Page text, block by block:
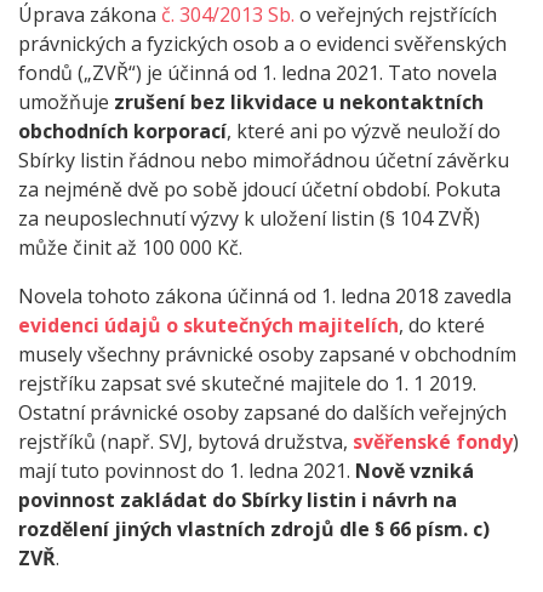
Úprava zákona č. 304/2013 Sb. o veřejných rejstřících
právnických a fyzických osob a o evidenci svěřenských
fondů („ZVŘ“) je účinná od 1. ledna 2021. Tato novela
umožňuje zrušení bez likvidace u nekontaktních
obchodních korporací, které ani po výzvě neuloží do
Sbírky listin řádnou nebo mimořádnou účetní závěrku
za nejméně dvě po sobě jdoucí účetní období. Pokuta
za neuposlechnutí výzvy k uložení listin (§ 104 ZVŘ)
může činit až 100 000 Kč.
Novela tohoto zákona účinná od 1. ledna 2018 zavedla
evidenci údajů o skutečných majitelích, do které
musely všechny právnické osoby zapsané v obchodním
rejstříku zapsat své skutečné majitele do 1. 1 2019.
Ostatní právnické osoby zapsané do dalších veřejných
rejstříků (např. SVJ, bytová družstva, svěřenské fondy)
mají tuto povinnost do 1. ledna 2021. Nově vzniká
povinnost zakládat do Sbírky listin i návrh na
rozdělení jiných vlastních zdrojů dle § 66 písm. c)
ZVŘ.